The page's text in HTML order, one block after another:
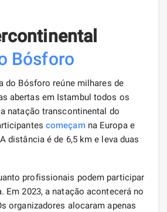
Bósforo
do Bósforo reúne milhares de
abertas em Istambul todos os
natação transcontinental do
começamna Europa e
distância é de 6,5 km e leva duas
profissionais podem participar
Em 2023, a natação acontecerá no
organizadores alocaram apenas